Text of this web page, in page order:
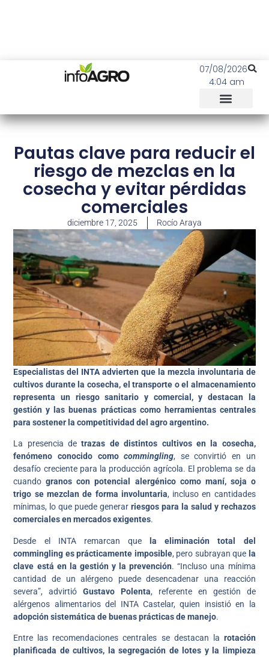
07/08/2026
4:04 am
Pautas clave para reducir el
riesgo de mezclas en la
cosecha y evitar pérdidas
comerciales
diciembre 17, 2025 Rocío Araya
Especialistas del INTA advierten que la mezcla involuntaria de
cultivos durante la cosecha, el transporte o el almacenamiento
representa un riesgo sanitario y comercial, y destacan la
gestión y las buenas prácticas como herramientas centrales
para sostener la competitividad del agro argentino.
La presencia detrazas de distintos cultivos en la cosecha,
fenómeno conocido comocommingling, se convirtió en un
desafío creciente para la producción agrícola. El problema se da
cuandogranos con potencial alergénico como maní, soja o
trigo se mezclan de forma involuntaria, incluso en cantidades
mínimas, lo que puede generar riesgos para la salud y rechazos
comerciales en mercados exigentes.
Desde el INTA remarcan quela eliminación total del
commingling es prácticamente imposible, pero subrayan que la
clave está en la gestión y la prevención. “Incluso una mínima
cantidad de un alérgeno puede desencadenar una reacción
severa”, advirtióGustavo Polenta, referente en gestión de
alérgenos alimentarios del INTA Castelar, quien insistió en la
adopción sistemática de buenas prácticas de manejo.
Entre las recomendaciones centrales se destacan la rotación
planificada de cultivos, la segregación de lotes y la limpieza